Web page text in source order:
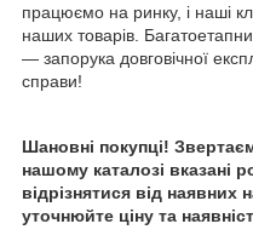
працюємо на ринку, і наші
наших товарів.
— запорука довговічної
справи!
Шановні покупці!
нашому каталозі вказані
відрізнятися від
уточнюйте ціну та